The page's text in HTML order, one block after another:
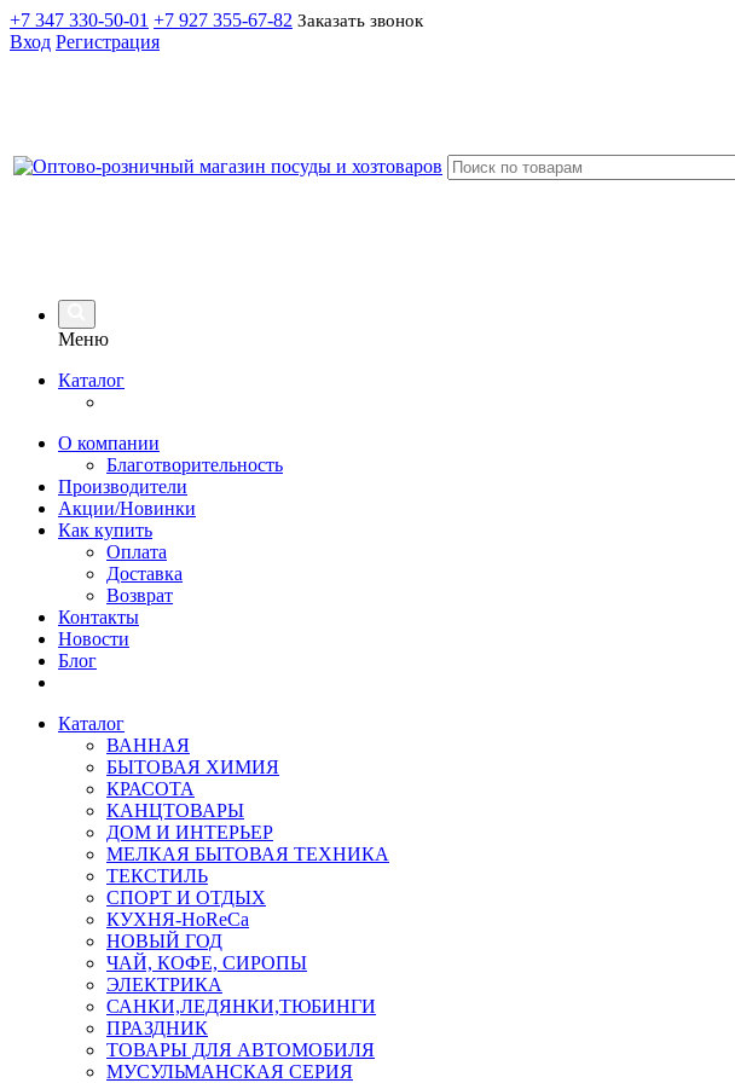
+7 347 330-50-01 +7 927 355-67-82 Заказать звонок
Вход Регистрация
Меню
Каталог
О компании
Благотворительность
Производители
Акции/Новинки
Как купить
Оплата
Доставка
Возврат
Контакты
Новости
Блог
Каталог
ВАННАЯ
БЫТОВАЯ ХИМИЯ
КРАСОТА
КАНЦТОВАРЫ
ДОМ И ИНТЕРЬЕР
МЕЛКАЯ БЫТОВАЯ ТЕХНИКА
ТЕКСТИЛЬ
СПОРТ И ОТДЫХ
КУХНЯ-HoReCa
НОВЫЙ ГОД
ЧАЙ, КОФЕ, СИРОПЫ
ЭЛЕКТРИКА
САНКИ,ЛЕДЯНКИ,ТЮБИНГИ
ПРАЗДНИК
ТОВАРЫ ДЛЯ АВТОМОБИЛЯ
МУСУЛЬМАНСКАЯ СЕРИЯ